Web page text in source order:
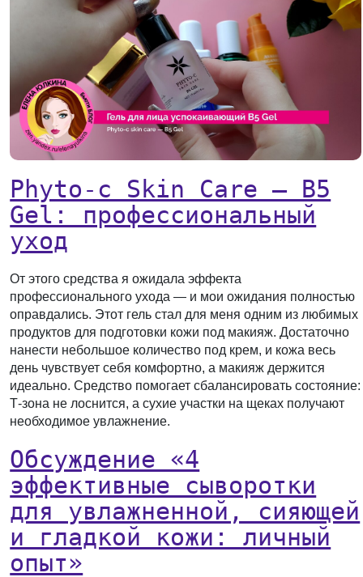
Phyto-c Skin Care — B5
Gel: профессиональный
уход
От этого средства я ожидала эффекта
профессионального ухода — и мои ожидания полностью
оправдались. Этот гель стал для меня одним из любимых
продуктов для подготовки кожи под макияж. Достаточно
нанести небольшое количество под крем, и кожа весь
день чувствует себя комфортно, а макияж держится
идеально. Средство помогает сбалансировать состояние:
Т-зона не лоснится, а сухие участки на щеках получают
необходимое увлажнение.
Обсуждение «4
эффективные сыворотки
для увлажненной, сияющей
и гладкой кожи: личный
опыт»